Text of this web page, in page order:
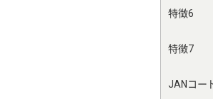
特徴6
特徴7
JANコー